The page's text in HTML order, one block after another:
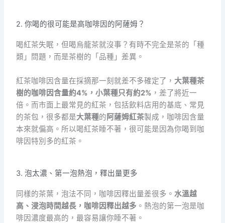
2. 你喝的很可能是高咖啡因的阿薩姆？
喝紅茶失眠，但喝烏龍茶就沒事？有時不完全是茶的「種
類」問題，而是茶樹的「品種」差異。
紅茶咖啡因含量在採摘那一刻就差不多確定了， 大葉種茶
樹的咖啡因含量約4%，小葉種只有約2% ，差了將近一
倍。而市面上最常見的紅茶，包括飲料店用的基底、常見
的茶包，很多都是大葉種的阿薩姆紅茶製成，咖啡因含量
本來就偏高。所以喝紅茶睡不著，很可能是因為你喝到咖
啡因特別多的紅茶。
3. 泡太濃、第一泡熱泡，釋出量更多
同樣的茶葉，泡法不同，咖啡因釋出量差很多。水溫越
高、浸泡時間越長，咖啡因釋出越多 。熱泡的第一泡是咖
啡因濃度最高的，最容易讓你睡不著。